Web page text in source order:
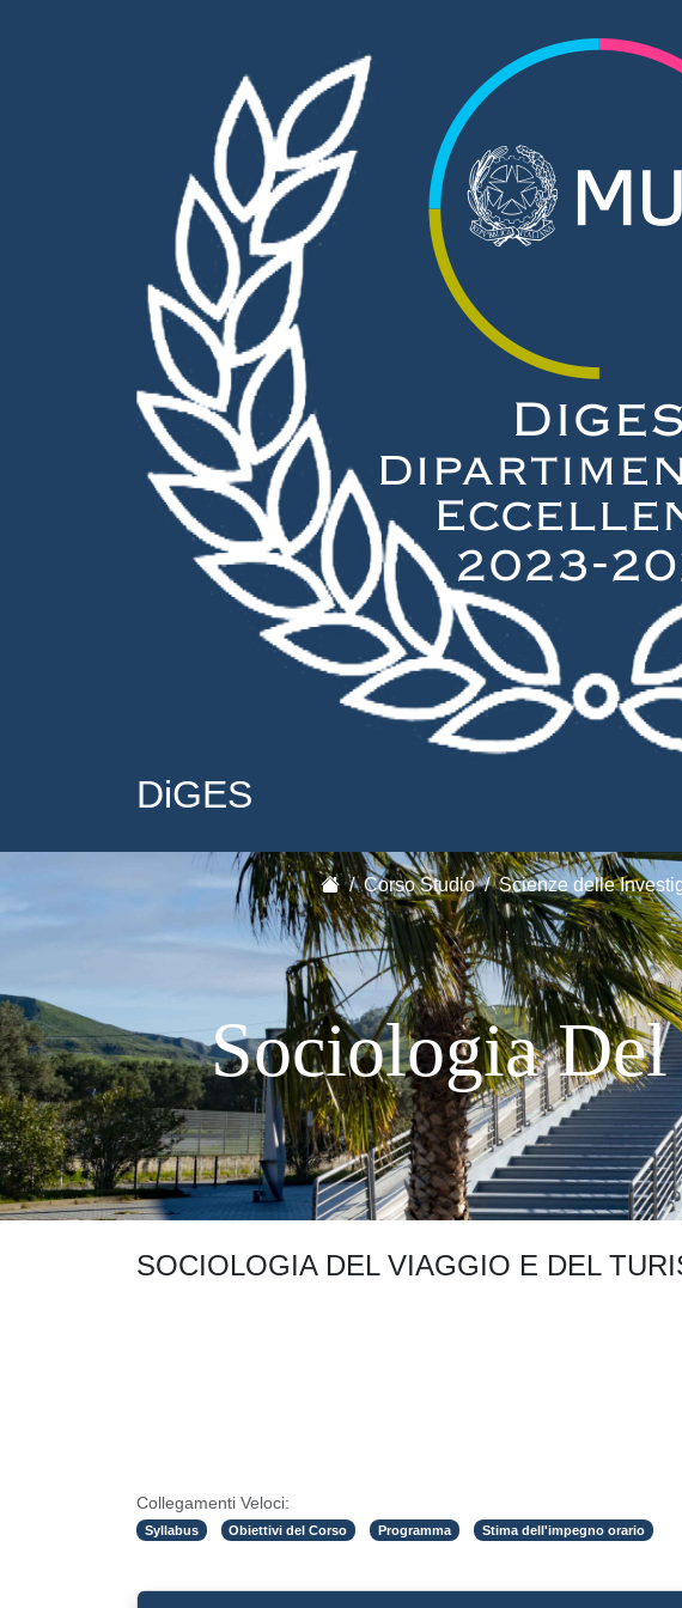
DiGES
Corso Studio Scienze delle
Sociologia
SOCIOLOGIA DEL VIAGGIO E DEL
Collegamenti Veloci:
Syllabus Obiettivi del Corso Programma Stima dell'impegno orario